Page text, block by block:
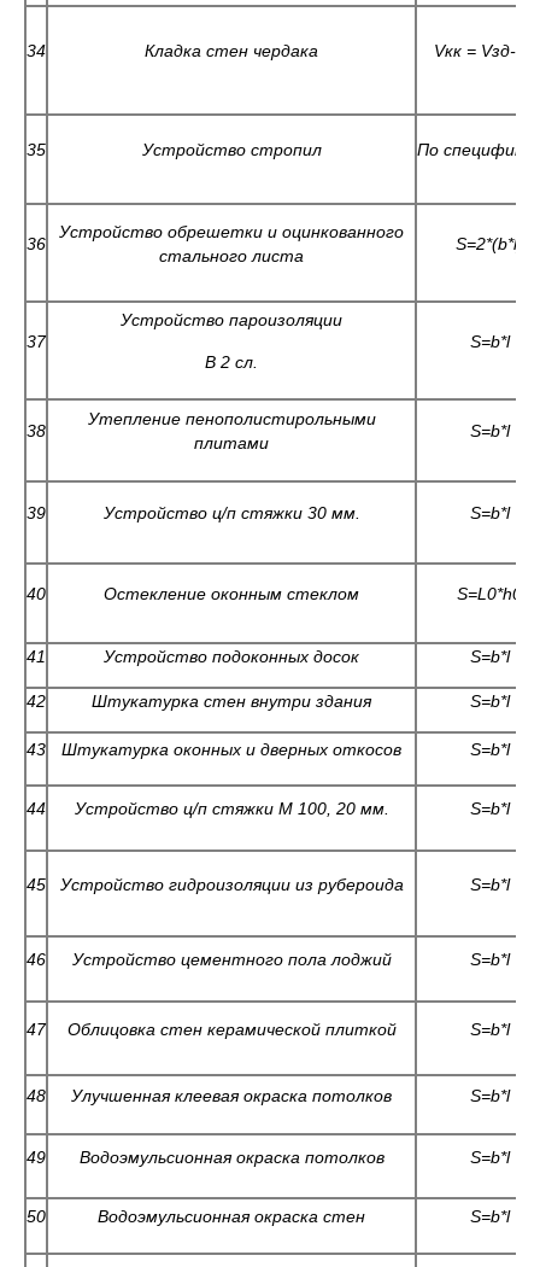
34 Кладка стен чердака Vкк = Vзд-V
35 Устройство стропил По
36
Устройство обрешетки и оцинкованного
стального листа
S=2*(b*l
37
Устройство пароизоляции
В 2 сл.
S=b*l
38
Утепление пенополистирольными
плитами
S=b*l
39 Устройство ц/п стяжки 30 мм. S=b*l
40 Остекление оконным стеклом S=L0*h0
41 Устройство подоконных досок S=b*l
42 Штукатурка стен внутри здания S=b*l
43 Штукатурка оконных и дверных откосов S=b*l
44 Устройство ц/п стяжки М 100, 20 мм. S=b*l
45 Устройство гидроизоляции из рубероида S=b*l
46 Устройство цементного пола лоджий S=b*l
47 Облицовка стен керамической плиткой S=b*l
48 Улучшенная клеевая окраска потолков S=b*l
49 Водоэмульсионная окраска потолков S=b*l
50 Водоэмульсионная окраска стен S=b*l